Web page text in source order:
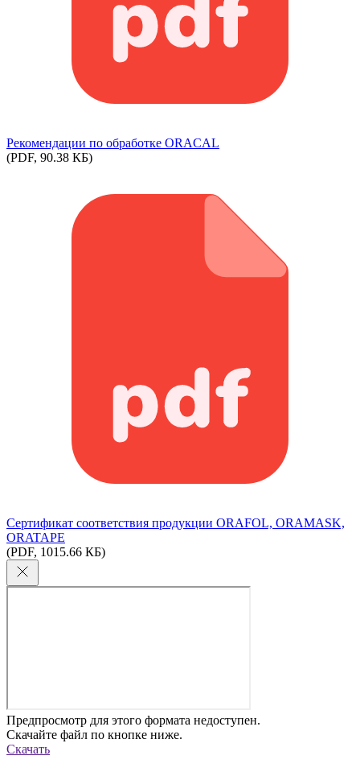
Рекомендации по обработке ORACAL
(PDF, 90.38 КБ)
Сертификат соответствия продукции ORAFOL, ORAMASK,
ORATAPE
(PDF, 1015.66 КБ)
Предпросмотр для этого формата недоступен.
Скачайте файл по кнопке ниже.
Скачать